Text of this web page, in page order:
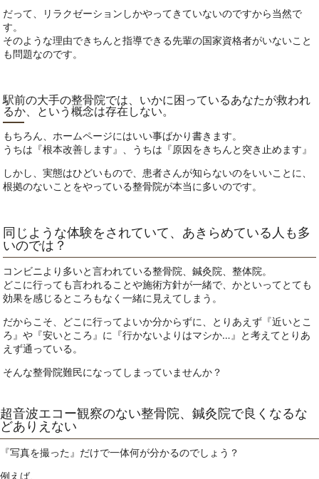
だって、リラクゼーションしかやってきていないのですから当然で
す。
そのような理由できちんと指導できる先輩の国家資格者がいないこと
も問題なのです。
駅前の大手の整骨院では、いかに困っているあなたが救われ
るか、という概念は存在しない。
もちろん、ホームページにはいい事ばかり書きます。
うちは『根本改善します』、うちは『原因をきちんと突き止めます』
しかし、実態はひどいもので、患者さんが知らないのをいいことに、
根拠のないことをやっている整骨院が本当に多いのです。
同じような体験をされていて、あきらめている人も多
いのでは？
コンビニより多いと言われている整骨院、鍼灸院、整体院。
どこに行っても言われることや施術方針が一緒で、かといってとても
効果を感じるところもなく一緒に見えてしまう。
だからこそ、どこに行ってよいか分からずに、とりあえず『近いとこ
ろ』や『安いところ』に『行かないよりはマシか…』と考えてとりあ
えず通っている。
そんな整骨院難民になってしまっていませんか？
超音波エコー観察のない整骨院、鍼灸院で良くなるな
どありえない
『写真を撮った』だけで一体何が分かるのでしょう？
例えば、